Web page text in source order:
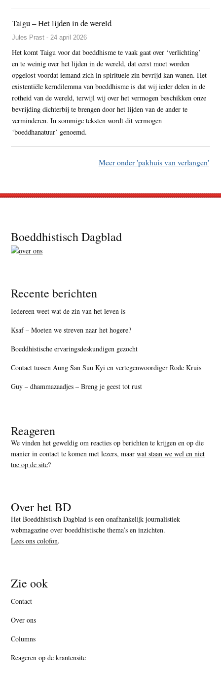
Taigu – Het lijden in de wereld
Jules Prast - 24 april 2026
Het komt Taigu voor dat boeddhisme te vaak gaat over ‘verlichting’
en te weinig over het lijden in de wereld, dat eerst moet worden
opgelost voordat iemand zich in spirituele zin bevrijd kan wanen. Het
existentiële kerndilemma van boeddhisme is dat wij ieder delen in de
rotheid van de wereld, terwijl wij over het vermogen beschikken onze
bevrijding dichterbij te brengen door het lijden van de ander te
verminderen. In sommige teksten wordt dit vermogen
‘boeddhanatuur’ genoemd.
Meer onder 'pakhuis van verlangen'
Footer
Boeddhistisch Dagblad
Recente berichten
Iedereen weet wat de zin van het leven is
Ksaf – Moeten we streven naar het hogere?
Boeddhistische ervaringsdeskundigen gezocht
Contact tussen Aung San Suu Kyi en vertegenwoordiger Rode Kruis
Guy – dhammazaadjes – Breng je geest tot rust
Reageren
We vinden het geweldig om reacties op berichten te krijgen en op die
manier in contact te komen met lezers, maarwat staan we wel en niet
toe op de site?
Over het BD
Het Boeddhistisch Dagblad is een onafhankelijk journalistiek
webmagazine over boeddhistische thema’s en inzichten.
Lees ons colofon.
Zie ook
Contact
Over ons
Columns
Reageren op de krantensite